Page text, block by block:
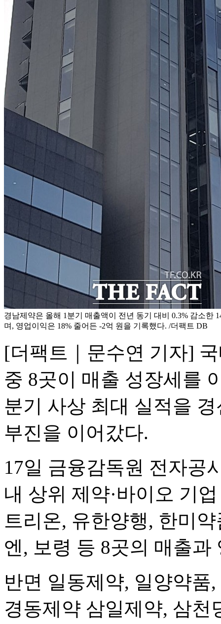
경남제약은 올해 1분기 매출액이 전년 동기 대비 0.3% 감소한
며, 영업이익은 18% 줄어든 -2억 원을 기록했다. /더팩트 DB
[더팩트｜문수연 기자]
중 8곳이 매출 성장세를
분기 사상 최대 실적을
부진을 이어갔다.
17일 금융감독원 전자공
내 상위 제약·바이오 기
트리온, 유한양행, 한미
엔, 보령 등 8곳의 매출
반면 일동제약, 일양약품
경동제약 삼일제약, 삼천